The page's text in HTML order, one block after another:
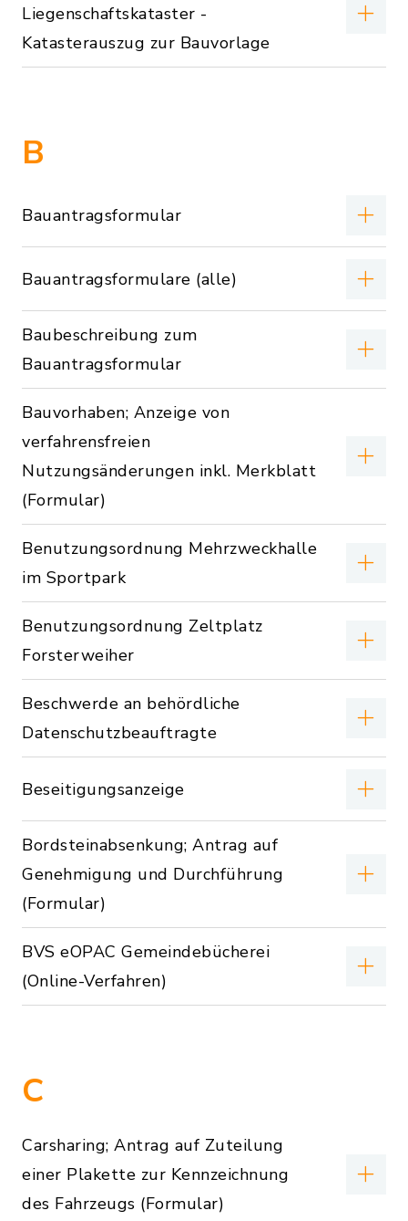
Liegenschaftskataster -
Katasterauszug zur Bauvorlage
B
Bauantragsformular
Bauantragsformulare (alle)
Baubeschreibung zum
Bauantragsformular
Bauvorhaben; Anzeige von
verfahrensfreien
Nutzungsänderungen inkl. Merkblatt
(Formular)
Benutzungsordnung Mehrzweckhalle
im Sportpark
Benutzungsordnung Zeltplatz
Forsterweiher
Beschwerde an behördliche
Datenschutzbeauftragte
Beseitigungsanzeige
Bordsteinabsenkung; Antrag auf
Genehmigung und Durchführung
(Formular)
BVS eOPAC Gemeindebücherei
(Online-Verfahren)
C
Carsharing; Antrag auf Zuteilung
einer Plakette zur Kennzeichnung
des Fahrzeugs (Formular)